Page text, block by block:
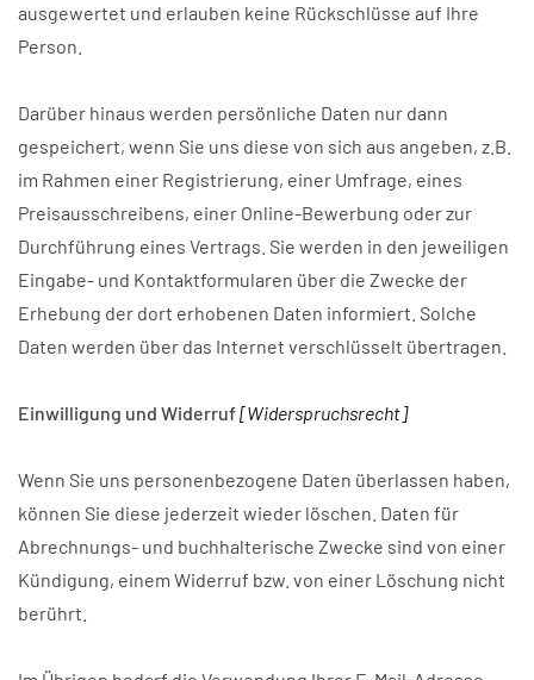
ausgewertet und erlauben keine Rückschlüsse auf Ihre
Person.
Darüber hinaus werden persönliche Daten nur dann
gespeichert, wenn Sie uns diese von sich aus angeben, z.B.
im Rahmen einer Registrierung, einer Umfrage, eines
Preisausschreibens, einer Online-Bewerbung oder zur
Durchführung eines Vertrags. Sie werden in den jeweiligen
Eingabe- und Kontaktformularen über die Zwecke der
Erhebung der dort erhobenen Daten informiert. Solche
Daten werden über das Internet verschlüsselt übertragen.
Einwilligung und Widerruf[Widerspruchsrecht]
Wenn Sie uns personenbezogene Daten überlassen haben,
können Sie diese jederzeit wieder löschen. Daten für
Abrechnungs- und buchhalterische Zwecke sind von einer
Kündigung, einem Widerruf bzw. von einer Löschung nicht
berührt.